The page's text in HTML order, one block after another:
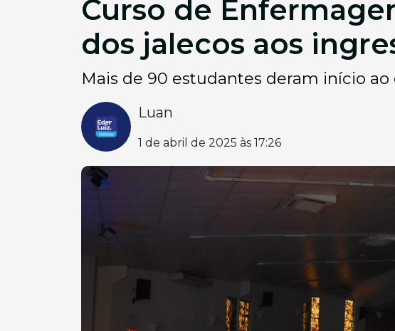
Curso de
dos jalecos aos
Mais de 90 estudantes deram início
Luan
1 de abril de 2025 às 17:26